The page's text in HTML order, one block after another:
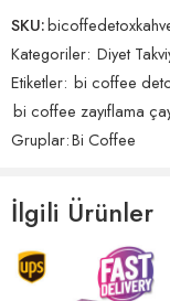
Yorumlar
Henüz hiç yorum yok.
SKU:
Kategoriler: Diyet
Etiketler: bi coffee
bi coffee zayıflama
Gruplar:Bi Coffee
İlgili Ürünler